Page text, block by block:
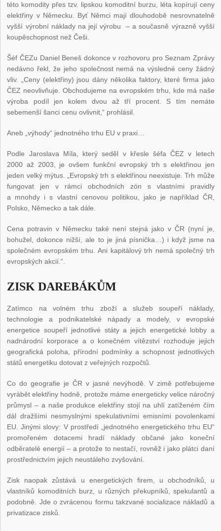
této komodity přes tzv. lipskou komoditní burzu, léta kopírují ceny
elektřiny v Německu. Byť Němci mají dlouhodobě nesrovnatelně
vyšší výrobní náklady na její výrobu – a současně výrazně vyšší
koupěschopnost než Češi.
Šéf ČEZu Daniel Beneš dokonce v rozhovoru pro Seznam Zprávy
nedávno řekl, že jeho společnost nemá na výsledné ceny žádný
vliv. „Ceny (elektřiny) jsou dány několika faktory, které firma jako
ČEZ neovlivňuje. Obchodujeme na evropském trhu, kde má naše
výroba podíl jen kolem dvou až tří procent. S tím nemáte
sebemenší šanci cenu ovlivnit,“ prohlásil.
Aneb „výhody“ jednotného trhu EU v praxi…
Podle Jaroslava Míla, který seděl v křesle šéfa ČEZ v letech
2000 až 2003, je ovšem funkční evropský trh s elektřinou jen
jeden velký mýtus. „Evropský trh s elektřinou neexistuje. Trh může
fungovat jen v rámci obchodních zón s vlastními pravidly
a mnohdy i s vlastní cenovou politikou, jako je například ČR,
Polsko, Německo a tak dále.
Cena potravin v Německu také není stejná jako v ČR (nyní je,
bohužel, dokonce nižší, ale to je jiná písnička…) i když jsme na
společném evropském trhu. Ani kapitálový trh nemá společný trh
evropských akcií.“.
ZISK DAREBÁKŮM
Zatímco na volném trhu zboží a služeb soupeří náklady,
technologie a podnikatelské nápady a modely, v evropské
energetice soupeří jednotlivé státy a jejich energetické lobby a
nadnárodní korporace a o konečném vítězství rozhoduje jejich
geografická poloha, přírodní podmínky a schopnost jednotlivých
států energetiku dotovat z veřejných rozpočtů.
Co do geografie je ČR v jasné nevýhodě. V zimě potřebujeme
vyrábět elektřiny hodně, protože máme energeticky velice náročný
průmysl – a naše produkce elektřiny stojí na uhlí zatíženém čím
dál dražšími nesmyslnými spekulativními emisními povolenkami
EU. Jinými slovy: V prostředí „jednotného energetického trhu EU“
promořeném dotacemi hradí náklady občané jako koneční
odběratelé energií – a protože to nestačí, rovněž i jako plátci daní
prostřednictvím jejich neustáleho zvyšování.
Zisk naopak zůstává u energetických firem, u obchodníků, u
vlastníků komoditních burz, u různých překupníků, spekulantů a
podobně. Jde o zvrácenou formu takzvané socializace nákladů a
privatizace zisků.